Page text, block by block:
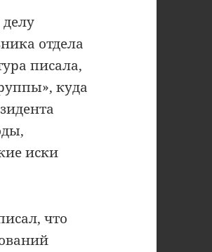
отдела
писала,
куда
иски
что